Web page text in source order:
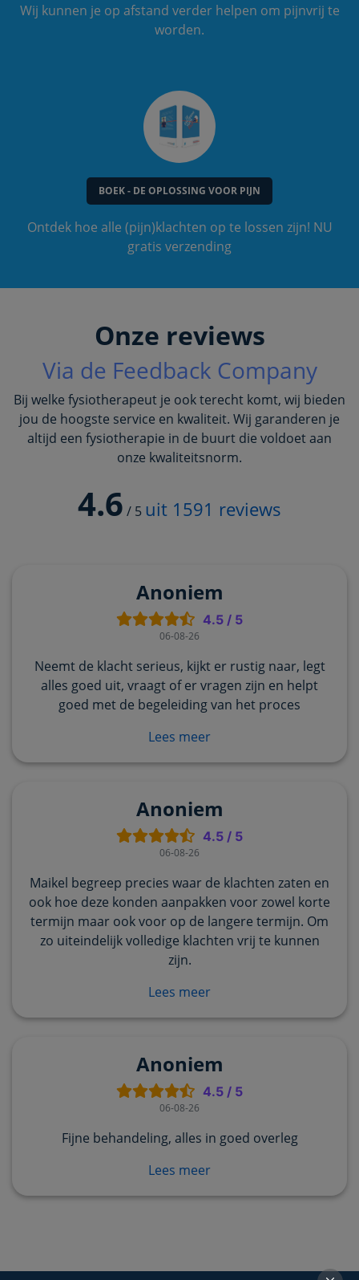
Wij kunnen je op afstand verder helpen om pijnvrij te
worden.
BOEK - DE OPLOSSING VOOR PIJN
Ontdek hoe alle (pijn)klachten op te lossen zijn! NU
gratis verzending
Onze reviews
Via de Feedback Company
Bij welke fysiotherapeut je ook terecht komt, wij bieden
jou de hoogste service en kwaliteit. Wij garanderen je
altijd een fysiotherapie in de buurt die voldoet aan
onze kwaliteitsnorm.
4.6 / 5 uit 1591 reviews
Anoniem
4.5/ 5
06-08-26
Neemt de klacht serieus, kijkt er rustig naar, legt
alles goed uit, vraagt of er vragen zijn en helpt
goed met de begeleiding van het proces
Lees meer
Anoniem
4.5/ 5
06-08-26
Maikel begreep precies waar de klachten zaten en
ook hoe deze konden aanpakken voor zowel korte
termijn maar ook voor op de langere termijn. Om
zo uiteindelijk volledige klachten vrij te kunnen
zijn.
Lees meer
Anoniem
4.5/ 5
06-08-26
Fijne behandeling, alles in goed overleg
Lees meer